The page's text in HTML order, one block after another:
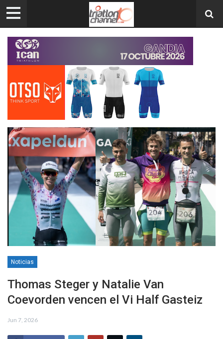
Noticias
Thomas Steger y Natalie Van
Coevorden vencen el Vi Half Gasteiz
Jun 7, 2026